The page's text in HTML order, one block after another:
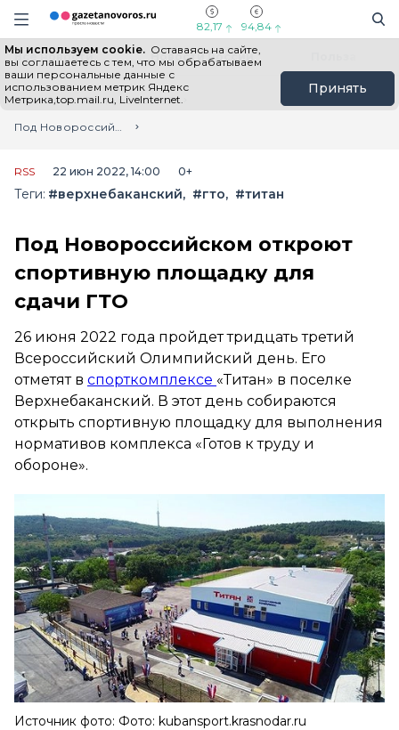
Информационный портал "ГазетаНоворос.ру"
Навигация сайта
82,17 94,84
Мы используем cookie. Оставаясь на сайте,
вы соглашаетесь с тем, что мы обрабатываем
ваши персональные данные с
использованием метрик Яндекс
Метрика,top.mail.ru, LiveInternet.
Принять
Все новости Новости России
Главная
Лента новостей
Под Новороссийском откроют спортивную площадку для сдачи ГТО
RSS 22 июн 2022, 14:00 0+
Теги: #верхнебаканский #гто #титан
Под Новороссийском откроют
спортивную площадку для
сдачи ГТО
26 июня 2022 года пройдет тридцать третий
Всероссийский Олимпийский день. Его
отметят в спорткомплексе «Титан» в поселке
Верхнебаканский. В этот день собираются
открыть спортивную площадку для выполнения
нормативов комплекса «Готов к труду и
обороне».
Источник фото: Фото: kubansport.krasnodar.ru